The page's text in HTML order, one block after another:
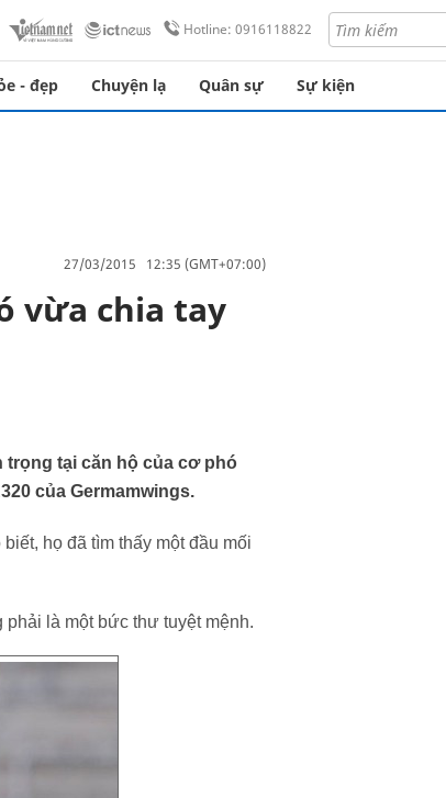
Hotline: 0916118822
- đẹp Chuyện lạ Quân sự Sự kiện
27/03/2015 12:35 (GMT+07:00)
vừa chia tay
trọng tại căn hộ của cơ phó
của Germamwings.
họ đã tìm thấy một đầu mối
là một bức thư tuyệt mệnh.